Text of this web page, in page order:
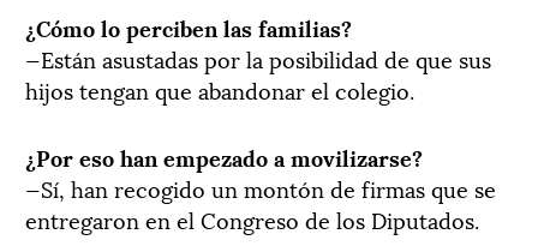
¿Cómo lo perciben las familias?
—Están asustadas por la posibilidad de que sus
hijos tengan que abandonar el colegio.
¿Por eso han empezado a movilizarse?
—Sí, han recogido un montón de firmas que se
entregaron en el Congreso de los Diputados.